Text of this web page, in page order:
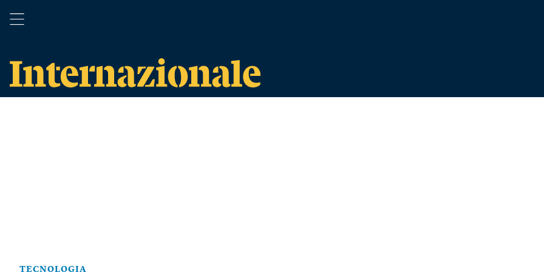
TECNOLOGIA